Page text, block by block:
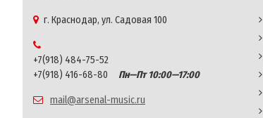
г. Краснодар, ул. Садовая 100
+7(918) 484-75-52
+7(918) 416-68-80
Пн—Пт 10:00—17:00
mail@arsenal-music.ru